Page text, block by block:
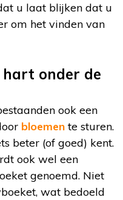
u laat blijken dat u
om het vinden van
onder de
ook een
bloemente sturen.
beter (of goed) kent.
ook wel een
genoemd. Niet
wat bedoeld